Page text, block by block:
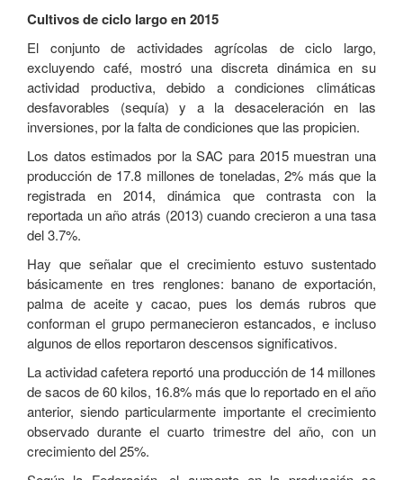
Cultivos de ciclo largo en 2015
El conjunto de actividades agrícolas de ciclo largo,
excluyendo café, mostró una discreta dinámica en su
actividad productiva, debido a condiciones climáticas
desfavorables (sequía) y a la desaceleración en las
inversiones, por la falta de condiciones que las propicien.
Los datos estimados por la SAC para 2015 muestran una
producción de 17.8 millones de toneladas, 2% más que la
registrada en 2014, dinámica que contrasta con la
reportada un año atrás (2013) cuando crecieron a una tasa
del 3.7%.
Hay que señalar que el crecimiento estuvo sustentado
básicamente en tres renglones: banano de exportación,
palma de aceite y cacao, pues los demás rubros que
conforman el grupo permanecieron estancados, e incluso
algunos de ellos reportaron descensos significativos.
La actividad cafetera reportó una producción de 14 millones
de sacos de 60 kilos, 16.8% más que lo reportado en el año
anterior, siendo particularmente importante el crecimiento
observado durante el cuarto trimestre del año, con un
crecimiento del 25%.